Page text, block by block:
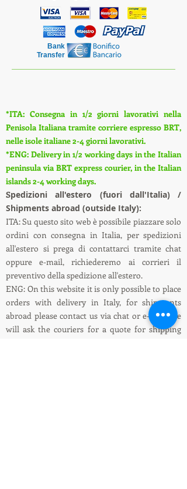
Bank
Transfer
*ITA: Consegna in 1/2 giorni lavorativi nella
Penisola Italiana tramite corriere espresso BRT,
nelle isole italiane 2-4 giorni lavorativi.
*ENG: Delivery in 1/2 working days in the Italian
peninsula via BRT express courier, in the Italian
islands 2-4 working days.
Spedizioni all'estero (fuori dall'Italia) /
Shipments abroad (outside Italy):
ITA: Su questo sito web è possibile piazzare solo
ordini con consegna in Italia, per spedizioni
all'estero si prega di contattarci tramite chat
oppure e-mail, richiederemo ai corrieri il
preventivo della spedizione all'estero.
ENG: On this website it is only possible to place
orders with delivery in Italy, for shipments
abroad please contact us via chat or e-mail, we
will ask the couriers for a quote for shipping